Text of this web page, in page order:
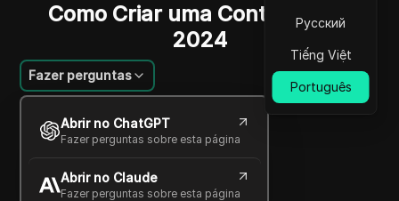
Русский
Tiếng Việt
Português
Como Criar uma Conta Target
2024
Fazer perguntas
Abrir no ChatGPT
Fazer perguntas sobre esta página
Abrir no Claude
Fazer perguntas sobre esta página
Emily Grace
31 dez 2024 2 min de leitura
Copy Link